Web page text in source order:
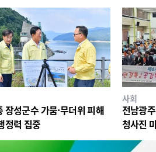
장성군수 가뭄·무더위 피해
정력 집중
사회
전남광
청사진